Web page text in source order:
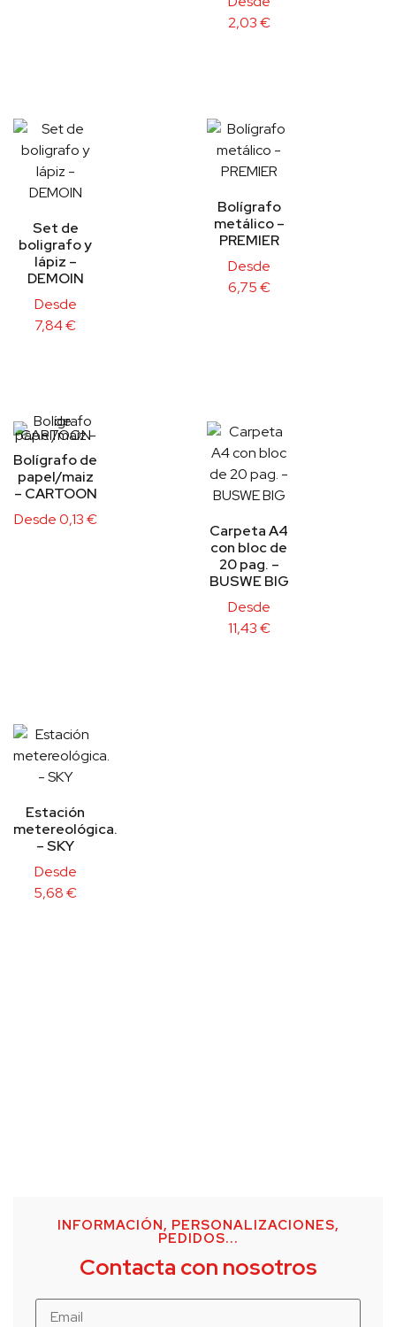
2,03€
Set de
boligrafo y
lápiz –
DEMOIN
Desde
7,84€
Bolígrafo
metálico –
PREMIER
Desde
6,75€
Bolígrafo de
papel/maiz
– CARTOON
Desde0,13€
Carpeta A4
con bloc de
20 pag. –
BUSWE BIG
Desde
11,43€
Estación
metereológica.
– SKY
Desde
5,68€
INFORMACIÓN, PERSONALIZACIONES,
PEDIDOS...
Contacta con nosotros